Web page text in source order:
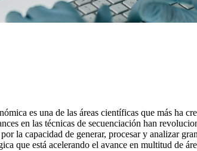
es una de las áreas científicas que más ha
en las técnicas de secuenciación han
la capacidad de generar, procesar y analizar
que está acelerando el avance en multitud de